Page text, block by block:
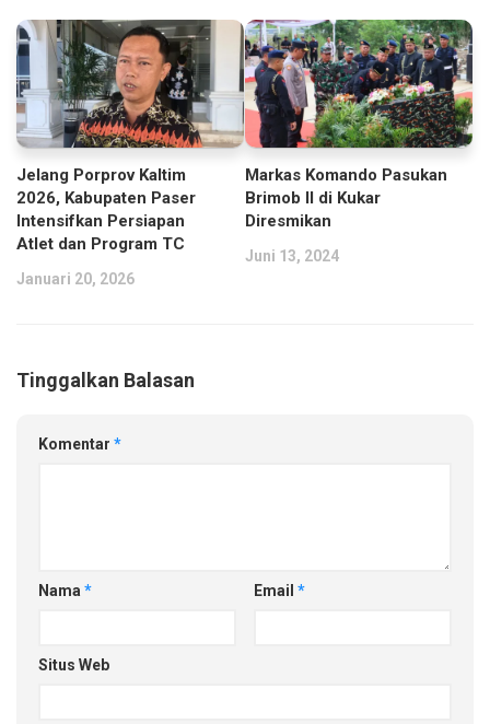
Jelang Porprov Kaltim
2026, Kabupaten Paser
Intensifkan Persiapan
Atlet dan Program TC
Januari 20, 2026
Markas Komando Pasukan
Brimob II di Kukar
Diresmikan
Juni 13, 2024
Tinggalkan Balasan
Komentar *
Nama * Email *
Situs Web